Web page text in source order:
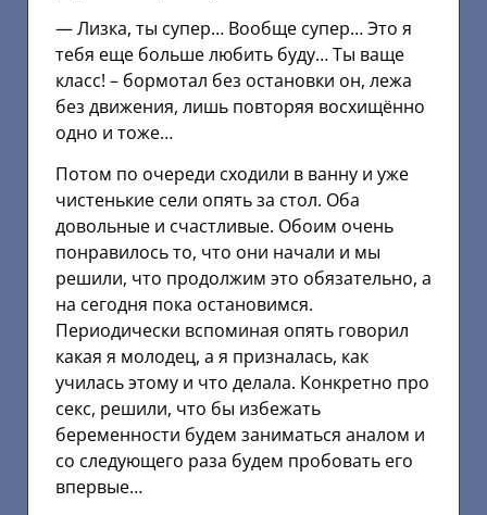
— Лизка, ты супер… Вообще супер… Это я
тебя еще больше любить буду… Ты ваще
класс! – бормотал без остановки он, лежа
без движения, лишь повторяя восхищённо
одно и тоже…
Потом по очереди сходили в ванну и уже
чистенькие сели опять за стол. Оба
довольные и счастливые. Обоим очень
понравилось то, что они начали и мы
решили, что продолжим это обязательно, а
на сегодня пока остановимся.
Периодически вспоминая опять говорил
какая я молодец, а я призналась, как
училась этому и что делала. Конкретно про
секс, решили, что бы избежать
беременности будем заниматься аналом и
со следующего раза будем пробовать его
впервые…